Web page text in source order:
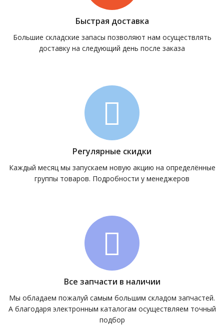
Быстрая доставка
Большие складские запасы позволяют нам осуществлять
доставку на следующий день после заказа
Регулярные скидки
Каждый месяц мы запускаем новую акцию на определённые
группы товаров. Подробности у менеджеров
Все запчасти в наличии
Мы обладаем пожалуй самым большим складом запчастей.
А благодаря электронным каталогам осуществляем точный
подбор